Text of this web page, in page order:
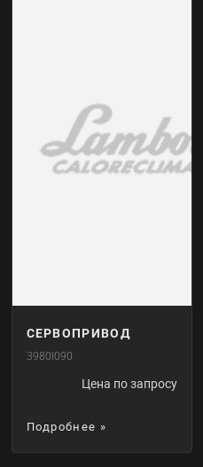
СЕРВОПРИВОД
3980I090
Цена по запросу
Подробнее »